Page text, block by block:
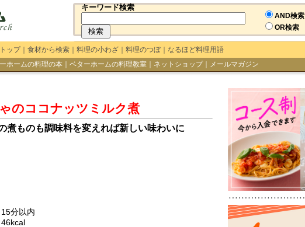
キーワード検索
AND検索
OR検索
ップ｜ 食材から検索 料理の小わざ 料理のつぼ｜ なるほど料理用語
ホームの料理の本 ベターホームの料理教室 ネットショップ｜ メールマガジン
のココナッツミルク煮
煮ものも調味料を変えれば新しい味わいに
15分以内
46kcal